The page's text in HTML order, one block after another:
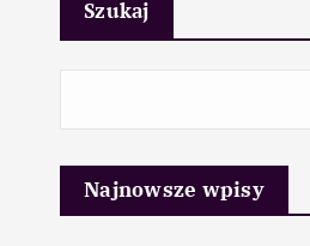
Szukaj
Najnowsze wpisy